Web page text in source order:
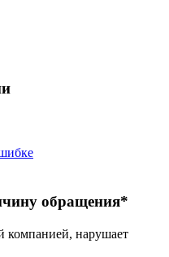
обращения*
компанией, нарушает